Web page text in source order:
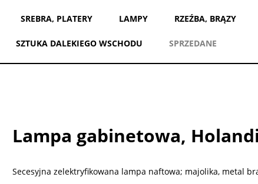
SREBRA, PLATERY LAMPY RZEŹBA, BRĄZY
SZTUKA DALEKIEGO WSCHODU SPRZEDANE
Lampa gabinetowa,
Secesyjna zelektryfikowana lampa naftowa; majolika, metal